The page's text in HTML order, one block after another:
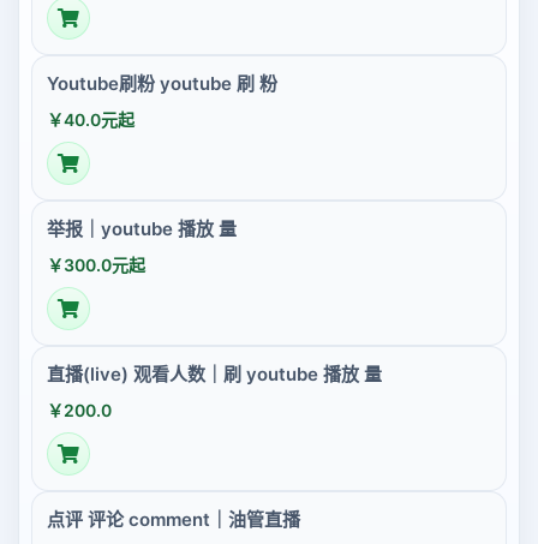
Youtube刷粉 youtube 刷 粉
￥40.0元起
举报｜youtube 播放 量
￥300.0元起
直播(live) 观看人数｜刷 youtube 播放 量
￥200.0
点评 评论 comment｜油管直播